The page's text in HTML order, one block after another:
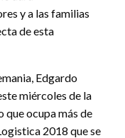
y a las familias
de esta
Edgardo
miércoles de la
ocupa más de
2018 que se